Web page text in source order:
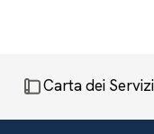
Carta dei Servizi